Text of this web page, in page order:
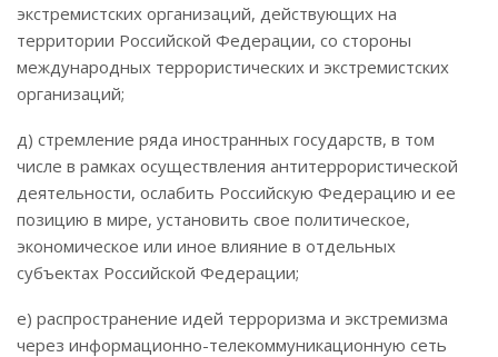
экстремистских организаций, действующих на
территории Российской Федерации, со стороны
международных террористических и экстремистских
организаций;
д) стремление ряда иностранных государств, в том
числе в рамках осуществления антитеррористической
деятельности, ослабить Российскую Федерацию и ее
позицию в мире, установить свое политическое,
экономическое или иное влияние в отдельных
субъектах Российской Федерации;
е) распространение идей терроризма и экстремизма
через информационно-телекоммуникационную сеть